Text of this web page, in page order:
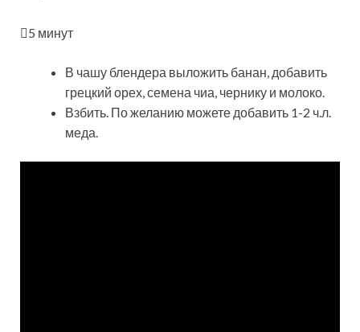
5 минут
В чашу блендера выложить банан, добавить
грецкий орех, семена чиа, чернику и молоко.
Взбить. По желанию можете добавить 1-2 ч.л.
меда.